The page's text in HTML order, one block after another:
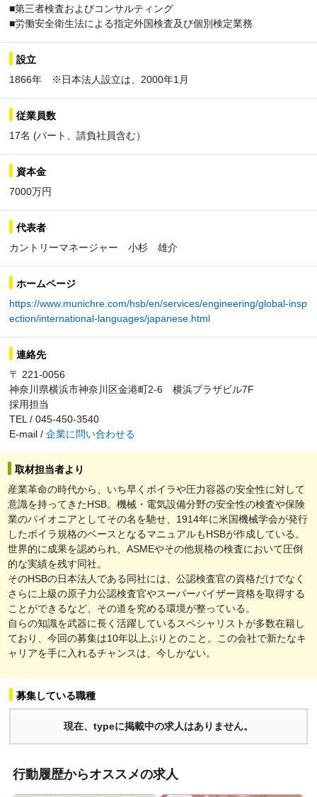
■第三者検査およびコンサルティング
■労働安全衛生法による指定外国検査及び個別検定業務
設立
1866年 ※日本法人設立は、2000年1月
従業員数
17名 (パート、請負社員含む）
資本金
7000万円
代表者
カントリーマネージャー 小杉 雄介
ホームページ
https://www.munichre.com/hsb/en/services/engineering/global-insp
ection/international-languages/japanese.html
連絡先
〒 221-0056
神奈川県横浜市神奈川区金港町2-6 横浜プラザビル7F
採用担当
TEL / 045-450-3540
E-mail / 企業に問い合わせる
取材担当者より
産業革命の時代から、いち早くボイラや圧力容器の安全性に対して
意識を持ってきたHSB。機械・電気設備分野の安全性の検査や保険
業のパイオニアとしてその名を馳せ、1914年に米国機械学会が発行
したボイラ規格のベースとなるマニュアルもHSBが作成している。
世界的に成果を認められ、ASMEやその他規格の検査において圧倒
的な実績を残す同社。
そのHSBの日本法人である同社には、公認検査官の資格だけでなく
さらに上級の原子力公認検査官やスーパーバイザー資格を取得する
ことができるなど、その道を究める環境が整っている。
自らの知識を武器に長く活躍しているスペシャリストが多数在籍し
ており、今回の募集は10年以上ぶりとのこと。この会社で新たなキ
ャリアを手に入れるチャンスは、今しかない。
募集している職種
現在、typeに掲載中の求人はありません。
行動履歴からオススメの求人